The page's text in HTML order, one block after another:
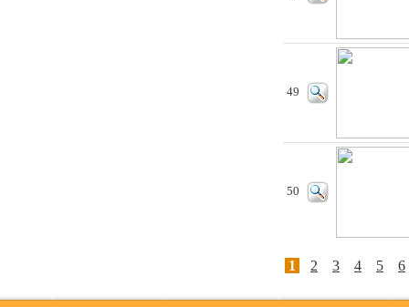
49
50
1 2 3 4 5 6